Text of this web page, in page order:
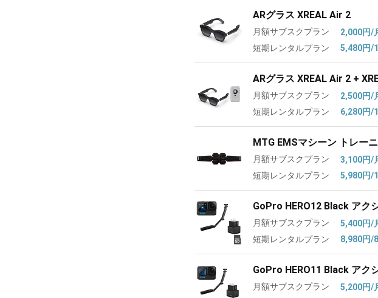
ARグラス XREAL Air 2
月額サブスクプラン 2,000円/
短期レンタルプラン
5,480円/
ARグラス XREAL Air 2 +
月額サブスクプラン 2,500円/
短期レンタルプラン
6,280円/
MTG EMSマシーン トレー
月額サブスクプラン 3,100円/
短期レンタルプラン
5,980円/
GoPro HERO12 Black アク
月額サブスクプラン 5,400円/
短期レンタルプラン
8,980円/
GoPro HERO11 Black アク
月額サブスクプラン 5,200円/